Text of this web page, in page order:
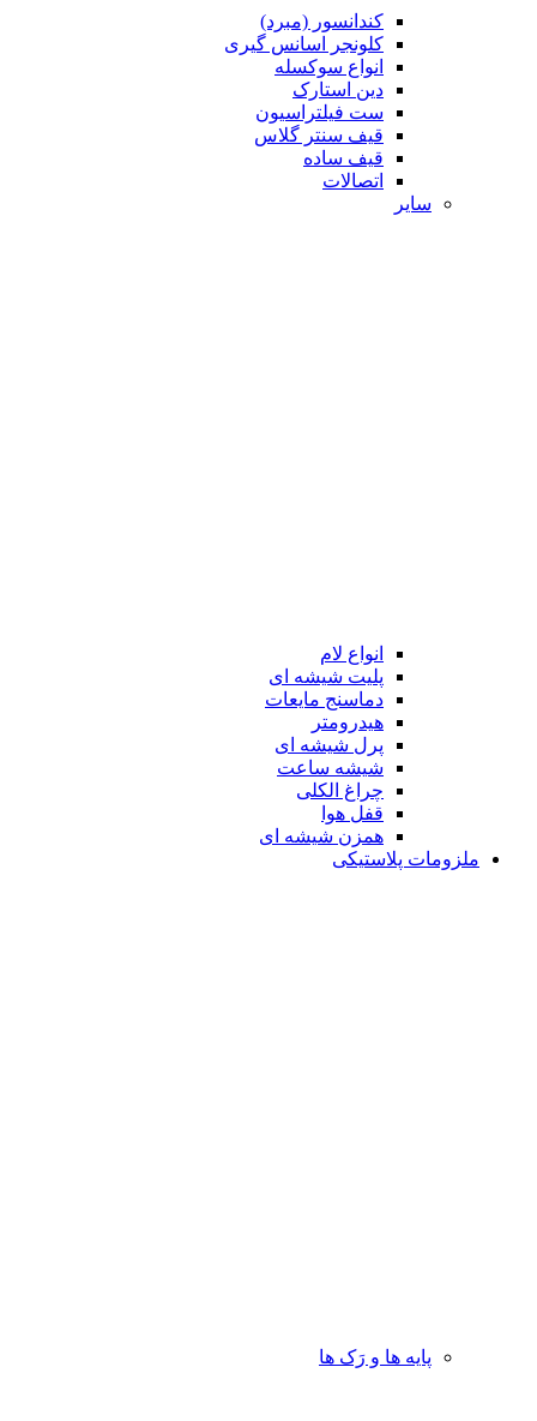
کندانسور (مبرد)
کلونجر اسانس گیری
انواع سوکسله
دین استارک
ست فیلتراسیون
قیف سنتر گلاس
قیف ساده
اتصالات
سایر
انواع لام
پلیت شیشه ای
دماسنج مایعات
هیدرومتر
پرل شیشه ای
شیشه ساعت
چراغ الکلی
قفل هوا
همزن شیشه ای
ملزومات پلاستیکی
پایه ها و رَک ها